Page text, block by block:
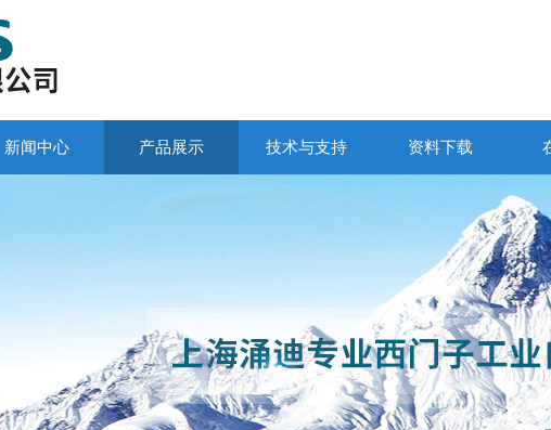
新闻中心 产品展示 技术与支持 资料下载